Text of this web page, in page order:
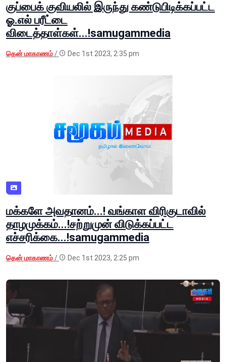
குப்பைக் குவியலில் இருந்து கண்டுபிடிக்கப்பட்ட
ஓ.எல் பரீட்டை
விடைத்தாள்கள்...!samugammedia
தென் மாகாணம்/ Dec 1st 2023, 2:35 pm
மக்களே அவதானம்...! வங்காள விரிகுடாவில்
தாழமுக்கம்...!சற்றுமுன் விடுக்கப்பட்ட
எச்சரிக்கை...!samugammedia
தென் மாகாணம்/ Dec 1st 2023, 2:25 pm